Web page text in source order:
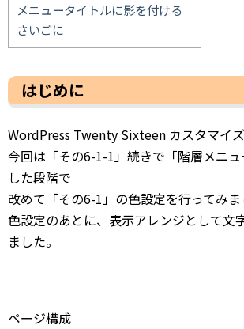
メニュータイトルに影を付ける
さいごに
はじめに
WordPress Twenty Sixteen カスタマイ
今回は「その6-1-1」続きで「階層メニ
した段階で
改めて「その6-1」の色設定を行ってみま
色設定のあとに、表示アレンジとして文
ました。
ページ構成